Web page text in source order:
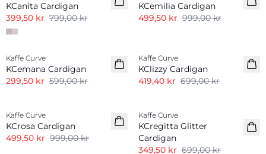
KCanita Cardigan
399,50 kr 799,00 kr
KCemilia Cardigan
499,50 kr 999,00 kr
-50%
Kaffe Curve
KCemana Cardigan
299,50 kr 599,00 kr
Kaffe Curve
KClizzy Cardigan
419,40 kr 699,00 kr
Kaffe Curve
KCrosa Cardigan
499,50 kr 999,00 kr
Kaffe Curve
KCregitta Glitter
Cardigan
349,50 kr 699,00 kr